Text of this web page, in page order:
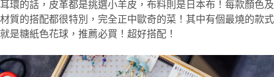
耳環的話，皮革都是挑選小羊皮，布料則是日本布！每款顏色及
材質的搭配都很特別，完全正中歐奇的菜！其中有個最燒的款式
就是糖紙色花球，推薦必買！超好搭配！